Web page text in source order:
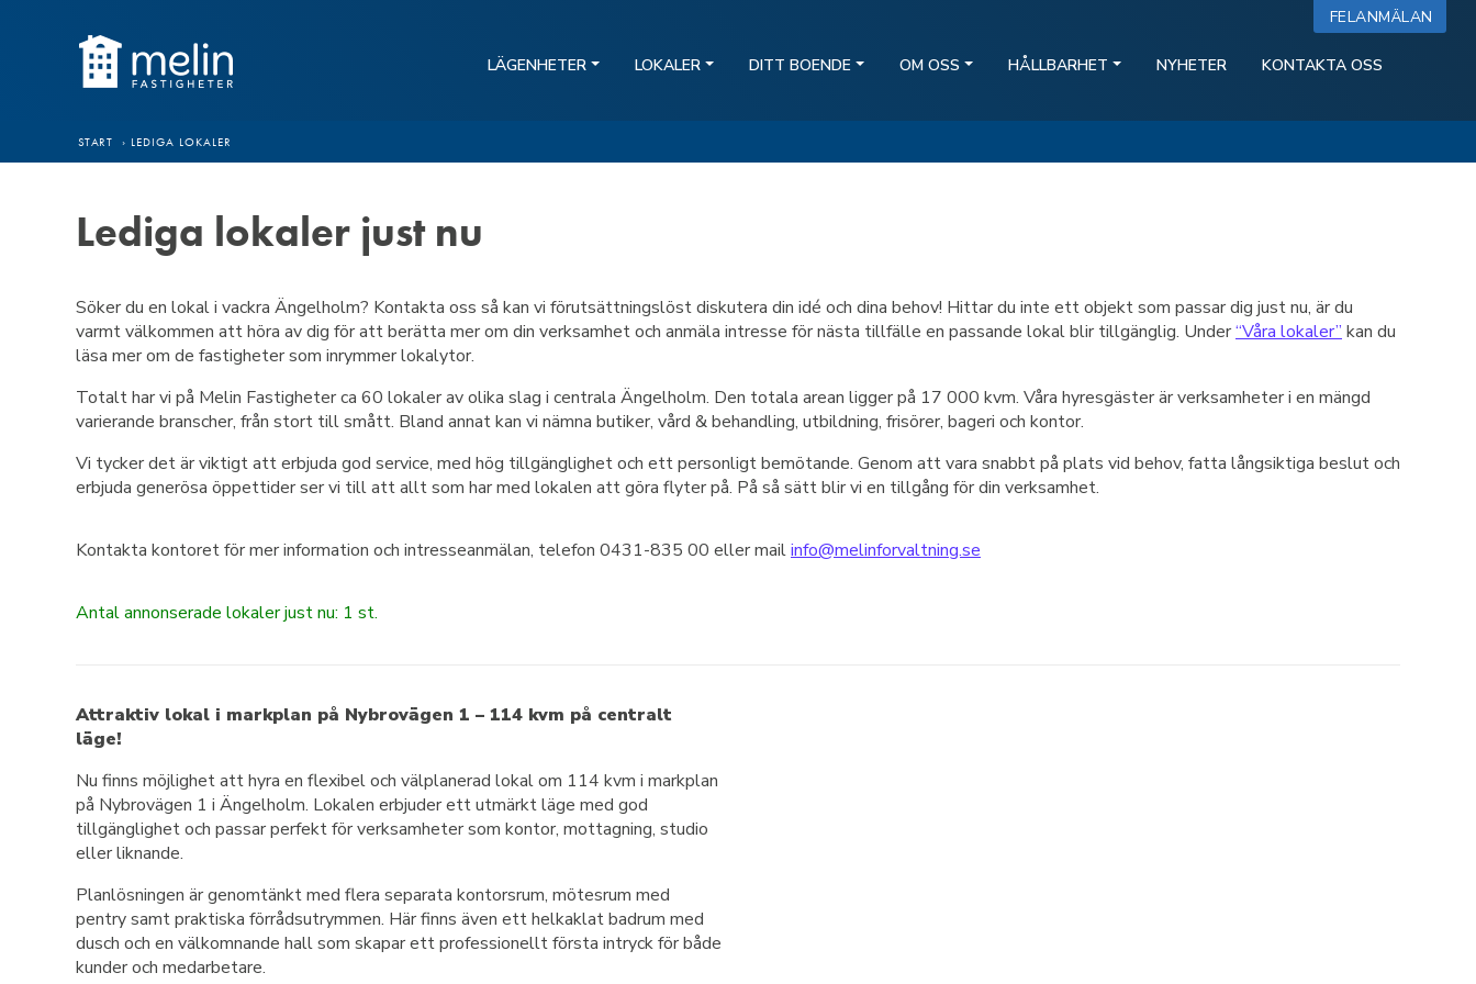
FELANMÄLAN
LÄGENHETER LOKALER DITT BOENDE OM OSS HÅLLBARHET NYHETER KONTAKTA OSS
START › LEDIGA LOKALER
Lediga lokaler just nu
Söker du en lokal i vackra Ängelholm? Kontakta oss så kan vi förutsättningslöst diskutera din idé och dina behov! Hittar du inte ett objekt som passar dig just nu, är du
varmt välkommen att höra av dig för att berätta mer om din verksamhet och anmäla intresse för nästa tillfälle en passande lokal blir tillgänglig. Under“Våra lokaler” kan du
läsa mer om de fastigheter som inrymmer lokalytor.
Totalt har vi på Melin Fastigheter ca 60 lokaler av olika slag i centrala Ängelholm. Den totala arean ligger på 17 000 kvm. Våra hyresgäster är verksamheter i en mängd
varierande branscher, från stort till smått. Bland annat kan vi nämna butiker, vård & behandling, utbildning, frisörer, bageri och kontor.
Vi tycker det är viktigt att erbjuda god service, med hög tillgänglighet och ett personligt bemötande. Genom att vara snabbt på plats vid behov, fatta långsiktiga beslut och
erbjuda generösa öppettider ser vi till att allt som har med lokalen att göra flyter på. På så sätt blir vi en tillgång för din verksamhet.
Kontakta kontoret för mer information och intresseanmälan, telefon 0431-835 00 eller mailinfo@melinforvaltning.se
Antal annonserade lokaler just nu: 1 st.
Attraktiv lokal i markplan på Nybrovägen 1 – 114 kvm på centralt
läge!
Nu finns möjlighet att hyra en flexibel och välplanerad lokal om 114 kvm i markplan
på Nybrovägen 1 i Ängelholm. Lokalen erbjuder ett utmärkt läge med god
tillgänglighet och passar perfekt för verksamheter som kontor, mottagning, studio
eller liknande.
Planlösningen är genomtänkt med flera separata kontorsrum, mötesrum med
pentry samt praktiska förrådsutrymmen. Här finns även ett helkaklat badrum med
dusch och en välkomnande hall som skapar ett professionellt första intryck för både
kunder och medarbetare.